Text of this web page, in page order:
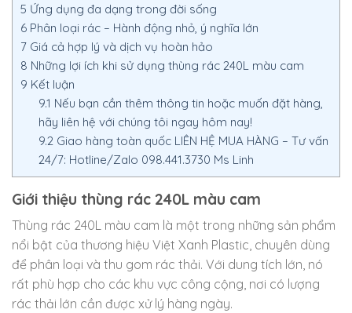
5 Ứng dụng đa dạng trong đời sống
6 Phân loại rác – Hành động nhỏ, ý nghĩa lớn
7 Giá cả hợp lý và dịch vụ hoàn hảo
8 Những lợi ích khi sử dụng thùng rác 240L màu cam
9 Kết luận
9.1 Nếu bạn cần thêm thông tin hoặc muốn đặt hàng,
hãy liên hệ với chúng tôi ngay hôm nay!
9.2 Giao hàng toàn quốc LIÊN HỆ MUA HÀNG – Tư vấn
24/7: Hotline/Zalo 098.441.3730 Ms Linh
Giới thiệu thùng rác 240L màu cam
Thùng rác 240L màu cam là một trong những sản phẩm
nổi bật của thương hiệu Việt Xanh Plastic, chuyên dùng
để phân loại và thu gom rác thải. Với dung tích lớn, nó
rất phù hợp cho các khu vực công cộng, nơi có lượng
rác thải lớn cần được xử lý hàng ngày.